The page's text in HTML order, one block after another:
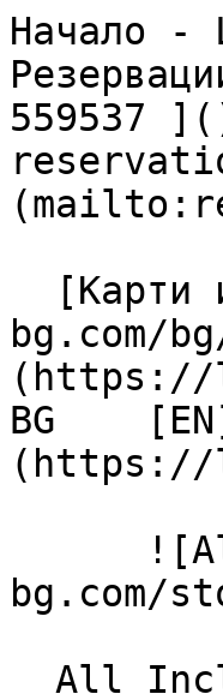
Начало -
559537
bg.com/
(https://
BG
(https://
bg.com/